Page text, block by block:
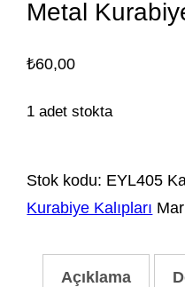
Metal
₺60,00
1 adet stokta
Stok kodu: EYL405
Kurabiye Kalıpları
Açıklama